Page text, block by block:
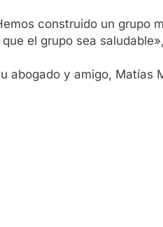
construido un grupo
el grupo sea
y amigo, Matías